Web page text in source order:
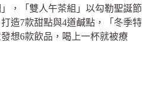
，「雙人午茶組」以勾勒聖誕節
造7款甜點與4道鹹點，「冬季特
想6款飲品，喝上一杯就被療